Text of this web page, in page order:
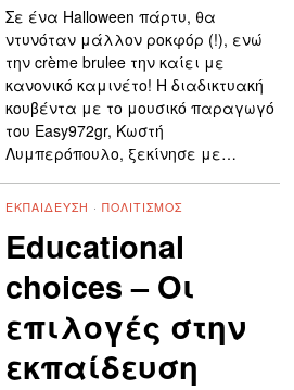
Σε ένα Halloween πάρτυ, θα
ντυνόταν μάλλον ροκφόρ (!), ενώ
την crème brulee την καίει με
κανονικό καμινέτο! Η διαδικτυακή
κουβέντα με το μουσικό παραγωγό
του Easy972gr, Κωστή
Λυμπερόπουλο, ξεκίνησε με…
ΕΚΠΑΊΔΕΥΣΗ · ΠΟΛΙΤΙΣΜΌΣ
Educational
choices – Οι
επιλογές στην
εκπαίδευση